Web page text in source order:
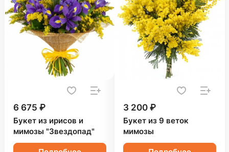
6 675 ₽
Букет из ирисов и
мимозы "Звездопад"
3 200 ₽
Букет из 9 веток
мимозы